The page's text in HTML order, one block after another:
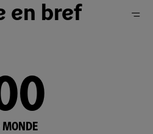
en bref